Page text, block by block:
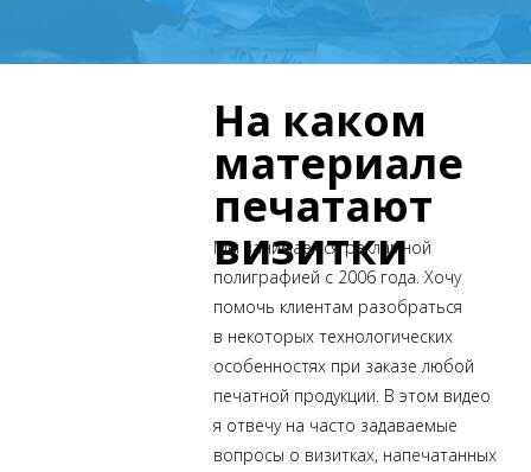
На каком
материале
печатают
визитки
Мы занимаемсярекламной
полиграфией с 2006 года. Хочу
помочь клиентам разобраться
в некоторых технологических
особенностях при заказе любой
печатной продукции. В этом видео
я отвечу на часто задаваемые
вопросы о визитках, напечатанных